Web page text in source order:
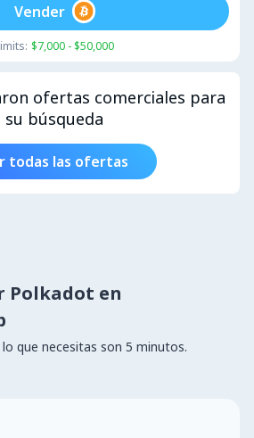
$7,000 - $50,000
Vender
ofertas comerciales para
su búsqueda
todas las ofertas
Polkadot en
que necesitas son 5 minutos.